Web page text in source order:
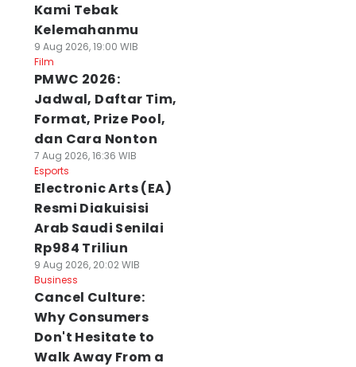
Kami Tebak
Kelemahanmu
9 Aug 2026, 19:00 WIB
Film
PMWC 2026:
Jadwal, Daftar Tim,
Format, Prize Pool,
dan Cara Nonton
7 Aug 2026, 16:36 WIB
Esports
Electronic Arts (EA)
Resmi Diakuisisi
Arab Saudi Senilai
Rp984 Triliun
9 Aug 2026, 20:02 WIB
Business
Cancel Culture:
Why Consumers
Don't Hesitate to
Walk Away From a